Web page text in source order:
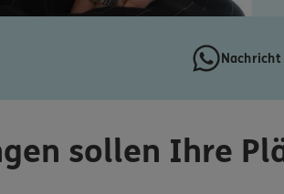
sollen Ihre